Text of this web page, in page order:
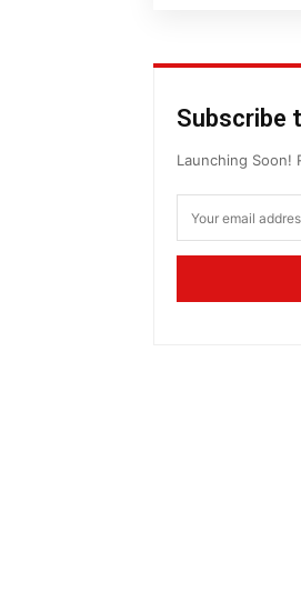
Subscribe
Launching Soon!